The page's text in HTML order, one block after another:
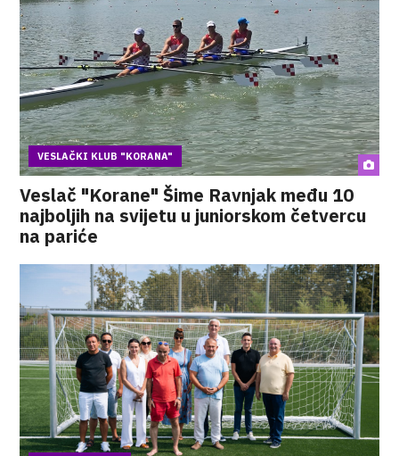
VESLAČKI KLUB "KORANA"
Veslač "Korane" Šime Ravnjak među 10
najboljih na svijetu u juniorskom četvercu
na pariće